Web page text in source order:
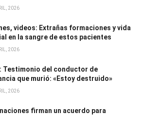
2026
videos: Extrañas formaciones y vida
en la sangre de estos pacientes
2026
Testimonio del conductor de
que murió: «Estoy destruido»
2026
firman un acuerdo para